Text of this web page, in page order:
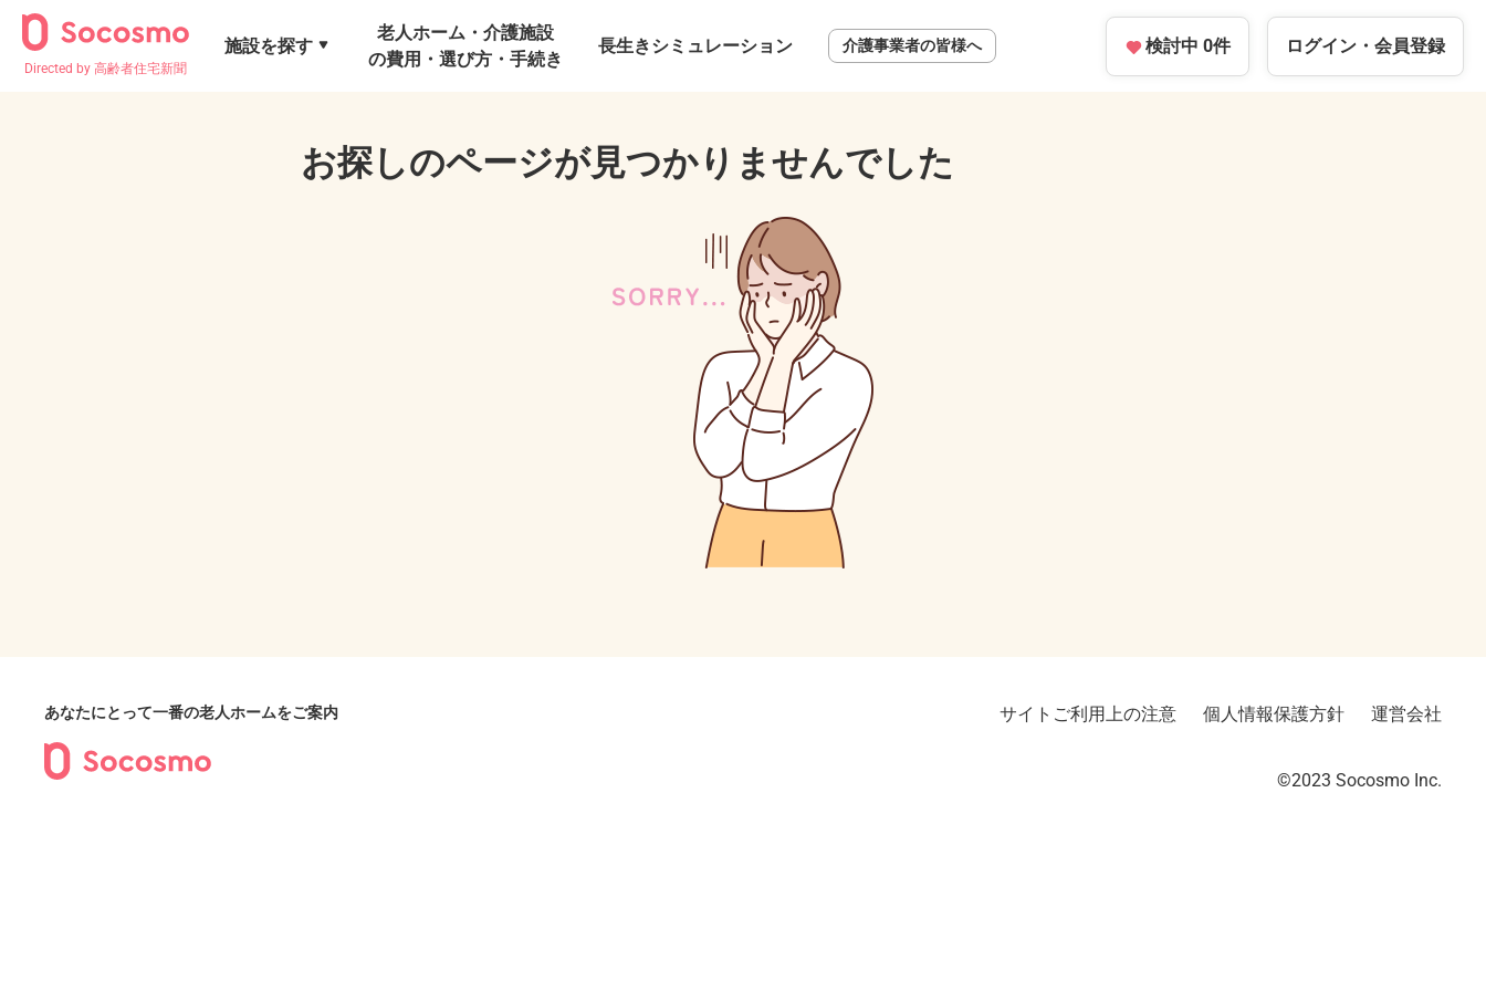
Directed by 高齢者住宅新聞
施設を探す
老人ホーム・介護施設
の費用・選び方・手続き
長生きシミュレーション 介護事業者の皆様へ 検討中 0件 ログイン・ 会員登録
お探しのページが見つかりませんでした
あなたにとって一番の老人ホームをご案内 サイトご利用上の注意 個人情報保護方針 運営会社
©2023︎ Socosmo Inc.